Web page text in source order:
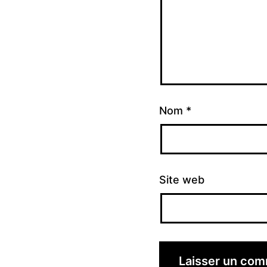
Nom *
Site web